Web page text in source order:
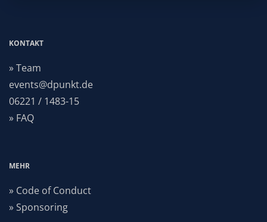
KONTAKT
» Team
events@dpunkt.de
06221 / 1483-15
» FAQ
MEHR
» Code of Conduct
» Sponsoring